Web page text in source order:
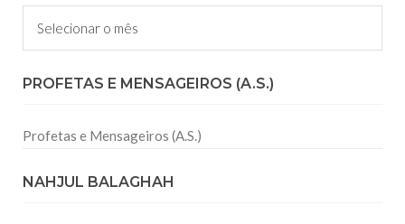
Arquivos
PROFETAS E MENSAGEIROS (A.S.)
Profetas e Mensageiros (A.S.)
NAHJUL BALAGHAH